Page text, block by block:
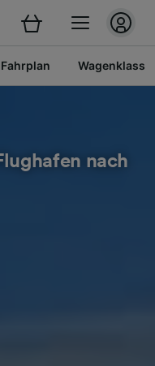
Fahrplan
nach